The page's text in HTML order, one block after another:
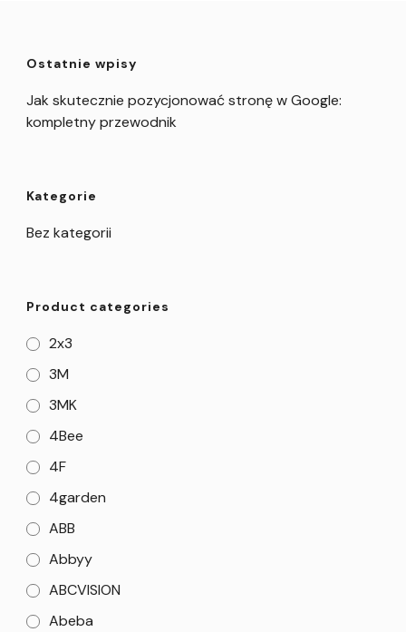
Ostatnie wpisy
Jak skutecznie pozycjonować stronę w Google:
kompletny przewodnik
Kategorie
Bez kategorii
Product categories
2x3
3M
3MK
4Bee
4F
4garden
ABB
Abbyy
ABCVISION
Abeba